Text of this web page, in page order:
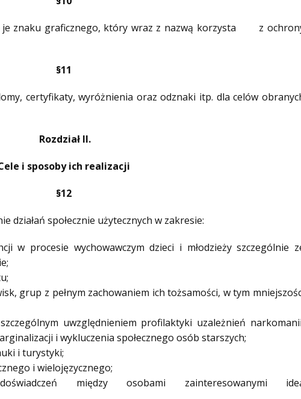
je znaku graficznego, który wraz z nazwą korzysta z
§11
certyfikaty, wyróżnienia oraz odznaki itp. dla celów
Rozdział II.
i sposoby ich realizacji
§12
działań społecznie użytecznych w zakresie:
w procesie wychowawczym dzieci i młodzieży szczególnie
grup z pełnym zachowaniem ich tożsamości, w tym
uwzględnieniem profilaktyki uzależnień
i wykluczenia społecznego osób starszych;
i turystyki;
i wielojęzycznego;
między osobami zainteresowanymi